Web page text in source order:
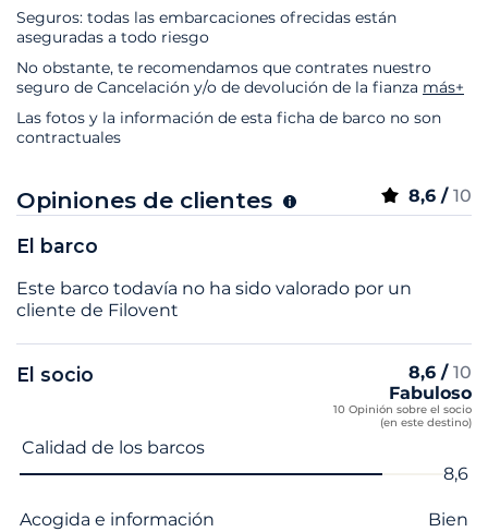
Seguros: todas las embarcaciones ofrecidas están
aseguradas a todo riesgo
No obstante, te recomendamos que contrates nuestro
seguro de Cancelación y/o de devolución de la fianza más+
Las fotos y la información de esta ficha de barco no son
contractuales
Opiniones de clientes 8,6 / 10
El barco
Este barco todavía no ha sido valorado por un
cliente de Filovent
El socio 8,6 / 10
Fabuloso
10 Opinión sobre el socio
(en este destino)
Nombre del criterio
Calidad de los barcos
8,6
Acogida e información Bien